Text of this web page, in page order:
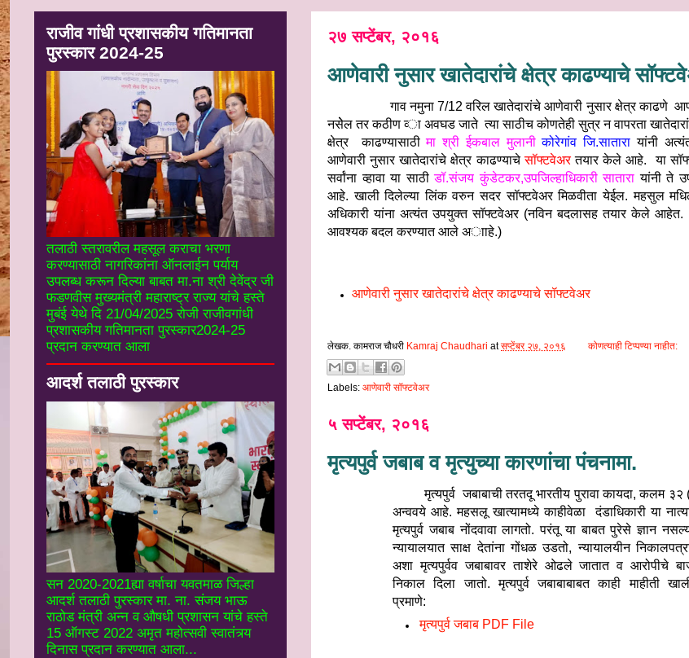
२७ सप्टेंबर, २०१६
आणेवारी नुसार खातेदारांचे क्षेत्र काढण्‍याचे
गाव नमुना 7/12 वरिल खातेदारांचे आणेवारी नुसार क्षेत्र काढणे
नसेेल तर कठीण व्‍ा अवघड जाते त्‍या साठीच कोणतेही सुत्र न वापरता
क्षेत्रकाढण्‍यासाठीमा श्री ईकबाल मुलानीकोरेगांव जि.सातारा यांनी
आणेवारी नुसार खातेदारांचे क्षेत्र काढण्‍याचेसॉफ्टवेअरतयार केले आहे. या
सर्वांना व्‍हावा या साठीडॉ.संजय कुंडेटकर,उपजिल्‍हाधिकारी सातारा यांनी ते
आहे. खाली दिलेल्‍या लिंक वरुन सदर सॉफ्टवेअर मिळवीता येईल. महसुल मधिल
अधिकारी यांना अत्‍यंत उपयुक्‍त सॉफ्टवेअर (नविन बदलासह तयार केले
आवश्‍यक बदल करण्‍यात आले अााहे.)
आणेवारी नुसार खातेदारांचे क्षेत्र काढण्‍याचे सॉफ्टवेअर
लेखक. कामराज चौधरी Kamraj Chaudhari atसप्टेंबर २७, २०१६ कोणत्याही टिप्पण्‍या नाहीत:
Labels: आणेवारी सॉफ्टवेअर
५ सप्टेंबर, २०१६
मृत्‍यपुर्व जबाब व मृत्‍युच्‍या कारणांचा पंचनामा.
मृत्‍यपुर्व जबाबाची तरतदू भारतीय पुरावा कायदा, कलम ३२
अन्ववये आहे.महसलू खात्यामध्ये काहीवेळा दंडाधिकारी या
मृत्‍यपुर्व जबाब नोंदवावा लागतो. परंतू या बाबत पुरेसे ज्ञान
न्यायालयात साक्ष देतांना गोंधळ उडतो, न्यायालयीन
अशा मृत्‍यपुर्वव जबाबावर ताशेरे ओढले जातात व आरोपीचे
निकाल दिला जातो. मृत्‍यपुर्व जबाबाबाबत काही माहीती
प्रमाणे:
मृत्‍यपुर्व जबाब PDF File
राजीव गांधी प्रशासकीय गतिमानता
पुरस्कार 2024-25
तलाठी स्तरावरील महसूल कराचा भरणा
करण्यासाठी नागरिकांना ऑनलाईन पर्याय
उपलब्ध करून दिल्या बाबत मा.ना श्री देवेंद्र जी
फडणवीस मुख्यमंत्री महाराष्ट्र राज्य यांचे हस्ते
मुबंई येथे दि 21/04/2025 रोजी राजीवगांधी
प्रशासकीय गतिमानता पुरस्कार2024-25
प्रदान करण्यात आला
आदर्श तलाठी पुरस्कार
सन 2020-2021ह्या वर्षाचा यवतमाळ जिल्हा
आदर्श तलाठी पुरस्कार मा. ना. संजय भाऊ
राठोड मंत्री अन्न व औषधी प्रशासन यांचे हस्ते
15 ऑगस्ट 2022 अमृत महोत्सवी स्वातंत्र्य
दिनास प्रदान करण्यात आला...